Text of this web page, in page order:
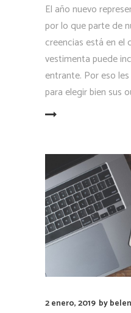
El año nuevo
por lo que parte de
creencias está en el
vestimenta puede
entrante. Por eso
para elegir bien sus
2 enero, 2019 bybelen